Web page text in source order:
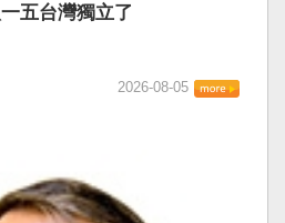
五台灣獨立了
2026-08-05